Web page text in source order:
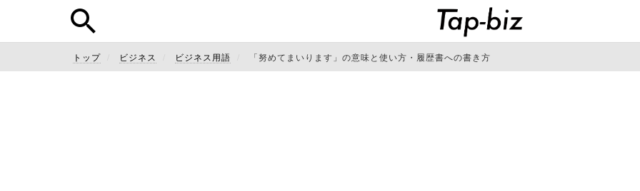
トップ ビジネス ビジネス用語 「努めてまいります」の意味と使い方・履歴書への書き方